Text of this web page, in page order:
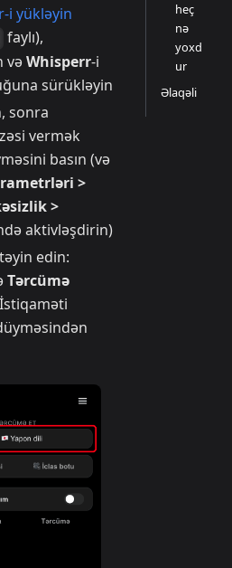
i yükləyin
faylı),
və Whisperr-i
sürükləyin
sonra
vermək
basın (və
>
>
aktivləşdirin)
edin:
Tərcümə
heç
nə
yoxd
ur
Əlaqəli